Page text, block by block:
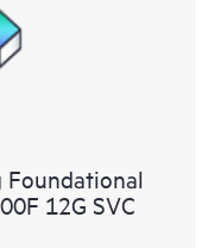
Foundational
12G SVC